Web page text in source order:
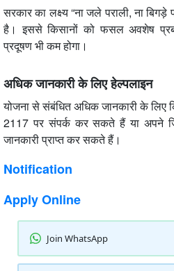
सरकार का लक्ष्य “ना जले पराली, ना बिगड़े
है। इससे किसानों को फसल अवशेष
प्रदूषण भी कम होगा।
अधिक जानकारी के लिए हेल्पलाइन
योजना से संबंधित अधिक जानकारी के
2117 पर संपर्क कर सकते हैं या अपने
जानकारी प्राप्त कर सकते हैं।
Notification
Apply Online
Join WhatsApp